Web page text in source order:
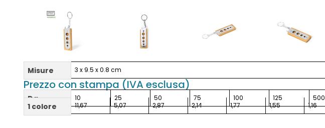
Misure 3 x 9.5 x 0.8 cm
Prezzo con stampa (IVA esclusa)
Da 10 25 50 75 100 125 500
1 colore 11,67 5,07 2,87 2,14 1,77 1,55 1,16